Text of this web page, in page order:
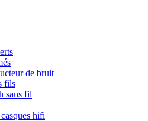
de bruit
fils
sans fil
hifi